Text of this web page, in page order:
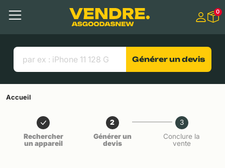
Contenu principal
Menu
Liens utiles
0
Générer un devis
Accueil
Rechercher
un appareil
2
Générer un
devis
3
Conclure la
vente